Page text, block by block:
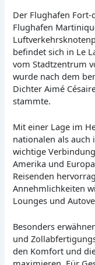
Der Flughafen Fort-
Flughafen
befindet sich in Le
vom Stadtzentrum
wurde nach dem
Dichter Aimé
stammte.
Mit einer Lage im
nationalen als
wichtige
Amerika und
Reisenden
Annehmlichkeiten
Lounges und
Besonders
und
den Komfort und